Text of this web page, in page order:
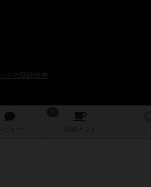
グの登録/分布
レビュー 店舗/ カフェ